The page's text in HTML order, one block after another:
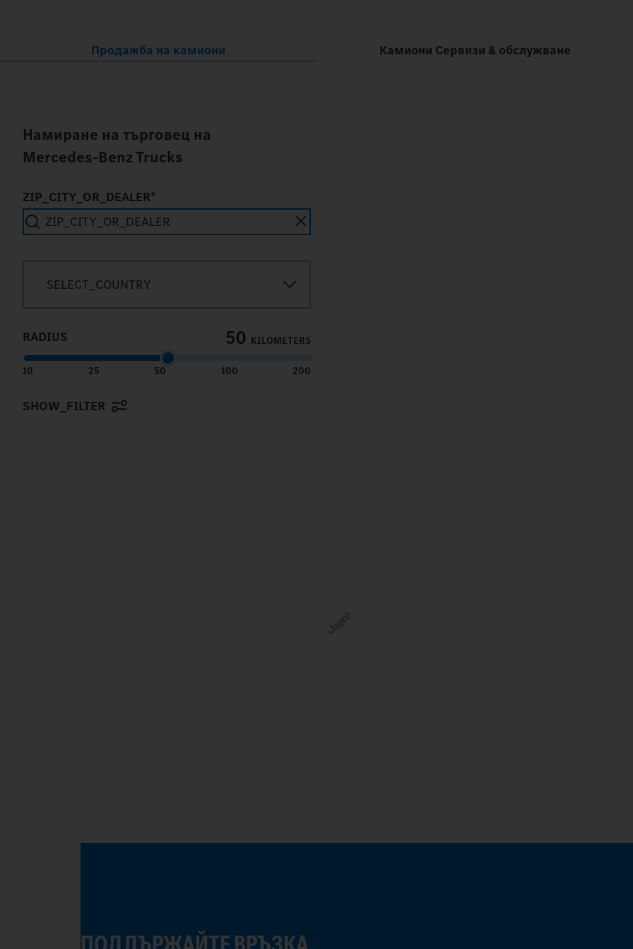
Продажба на камиони Камиони Сервизи & обслужване
Намиране на търговец на
Mercedes‑Benz Trucks
ZIP_CITY_OR_DEALER*
SELECT_COUNTRY
RADIUS 50 KILOMETERS
10 25 50 100 200
SHOW_FILTER